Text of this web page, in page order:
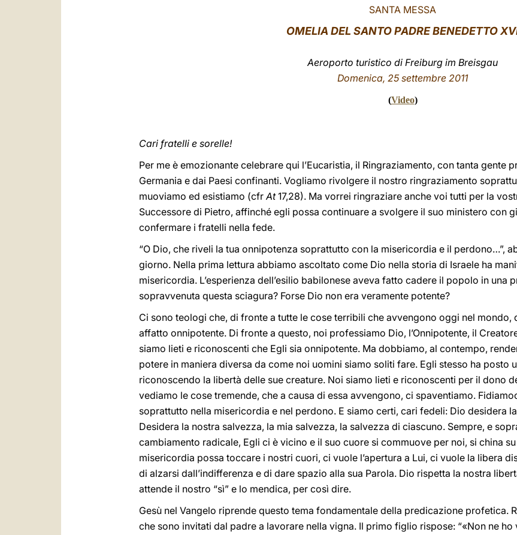
SANTA MESSA
OMELIA DEL SANTO PADRE BENEDETTO
Aeroporto turistico di Freiburg im Breisgau
Domenica, 25 settembre 2011
(Video)
Cari fratelli e sorelle!
Per me è emozionante celebrare qui l’Eucaristia, il Ringraziamento, con tanta gente
Germania e dai Paesi confinanti. Vogliamo rivolgere il nostro ringraziamento
muoviamo ed esistiamo (cfrAt17,28). Ma vorrei ringraziare anche voi tutti per la
Successore di Pietro, affinché egli possa continuare a svolgere il suo ministero con
confermare i fratelli nella fede.
“O Dio, che riveli la tua onnipotenza soprattutto con la misericordia e il perdono…”,
giorno. Nella prima lettura abbiamo ascoltato come Dio nella storia di Israele ha
misericordia. L’esperienza dell’esilio babilonese aveva fatto cadere il popolo in una
sopravvenuta questa sciagura? Forse Dio non era veramente potente?
Ci sono teologi che, di fronte a tutte le cose terribili che avvengono oggi nel mondo,
affatto onnipotente. Di fronte a questo, noi professiamo Dio, l’Onnipotente, il
siamo lieti e riconoscenti che Egli sia onnipotente. Ma dobbiamo, al contempo,
potere in maniera diversa da come noi uomini siamo soliti fare. Egli stesso ha posto
riconoscendo la libertà delle sue creature. Noi siamo lieti e riconoscenti per il dono
vediamo le cose tremende, che a causa di essa avvengono, ci spaventiamo.
soprattutto nella misericordia e nel perdono. E siamo certi, cari fedeli: Dio desidera
Desidera la nostra salvezza, la mia salvezza, la salvezza di ciascuno. Sempre, e
cambiamento radicale, Egli ci è vicino e il suo cuore si commuove per noi, si china
misericordia possa toccare i nostri cuori, ci vuole l’apertura a Lui, ci vuole la libera
di alzarsi dall’indifferenza e di dare spazio alla sua Parola. Dio rispetta la nostra
attende il nostro “sì” e lo mendica, per così dire.
Gesù nel Vangelo riprende questo tema fondamentale della predicazione profetica.
che sono invitati dal padre a lavorare nella vigna. Il primo figlio rispose: “«Non ne